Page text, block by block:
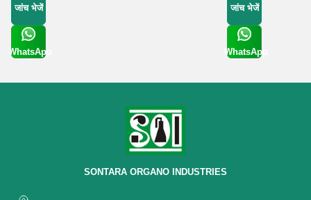
जांच भेजें
WhatsApp
जांच भेजें
WhatsApp
SONTARA ORGANO INDUSTRIES